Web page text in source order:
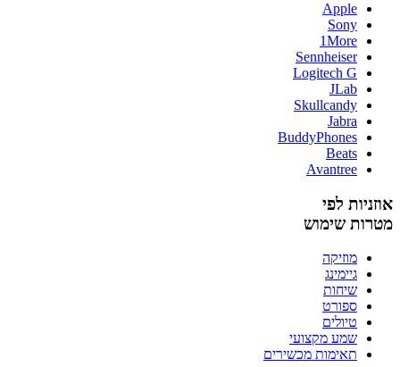
Apple
Sony
1More
Sennheiser
Logitech G
JLab
Skullcandy
Jabra
BuddyPhones
Beats
Avantree
אוזניות לפי
מטרות שימוש
מוזיקה
גיימינג
שיחות
ספורט
טיולים
שמע מקצועי
תאימות מכשירים